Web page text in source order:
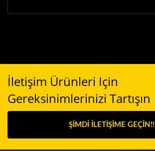
İletişim Ürünleri Için
Gereksinimlerinizi Tartışın
ŞIMDI İLETIŞIME GEÇIN!!